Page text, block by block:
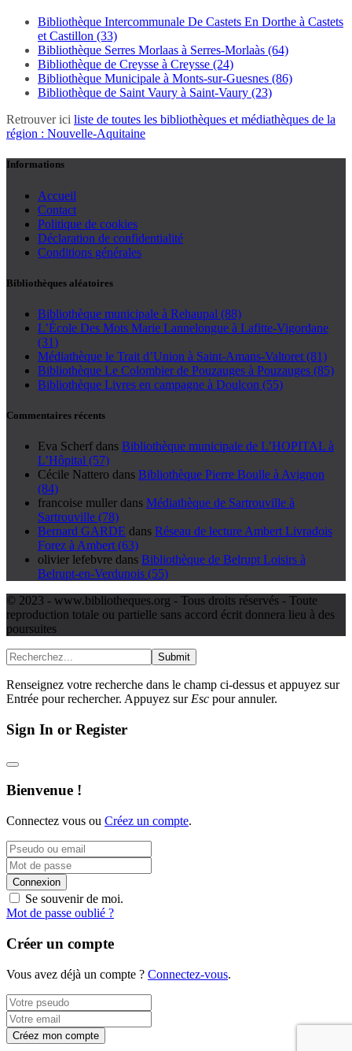
Bibliothèque Intercommunale De Castets En Dorthe à Castets
et Castillon (33)
Bibliothèque Serres Morlaas à Serres-Morlaàs (64)
Bibliothèque de Creysse à Creysse (24)
Bibliothèque Municipale à Monts-sur-Guesnes (86)
Bibliothèque de Saint Vaury à Saint-Vaury (23)
Retrouver ici liste de toutes les bibliothèques et médiathèques de la
région : Nouvelle-Aquitaine
Informations
Accueil
Contact
Politique de cookies
Déclaration de confidentialité
Conditions générales
Bibliothèques aléatoires
Bibliothèque municipale à Rehaupal (88)
L’École Des Mots Marie Lannelongue à Lafitte-Vigordane
(31)
Médiathèque le Trait d’Union à Saint-Amans-Valtoret (81)
Bibliothèque Le Colombier de Pouzauges à Pouzauges (85)
Bibliothèque Livres en campagne à Doulcon (55)
Commentaires récents
Eva Scherf dans Bibliothèque municipale de L’HOPITAL à
L’Hôpital (57)
Cécile Nattero dans Bibliothèque Pierre Boulle à Avignon
(84)
francoise muller dans Médiathèque de Sartrouville à
Sartrouville (78)
Bernard GARDE dans Réseau de lecture Ambert Livradois
Forez à Ambert (63)
olivier lefebvre dans Bibliothèque de Belrupt Loisirs à
Belrupt-en-Verdunois (55)
© 2023 - www.bibliotheques.org - Tous droits réservés - Toute
reproduction totale ou partielle sans accord écrit donnera lieu à des
poursuites
Submit
Renseignez votre recherche dans le champ ci-dessus et appuyez sur
Entrée pour rechercher. Appuyez sur Esc pour annuler.
Sign In or Register
Bienvenue !
Connectez vous ou Créez un compte.
Connexion
Se souvenir de moi.
Mot de passe oublié ?
Créer un compte
Vous avez déjà un compte ? Connectez-vous.
Créez mon compte